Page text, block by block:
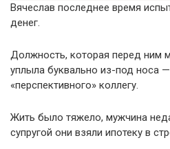
Вячеслав последнее время
денег.
Должность, которая перед ним
уплыла буквально из-под носа
«перспективного» коллегу.
Жить было тяжело, мужчина
супругой они взяли ипотеку в